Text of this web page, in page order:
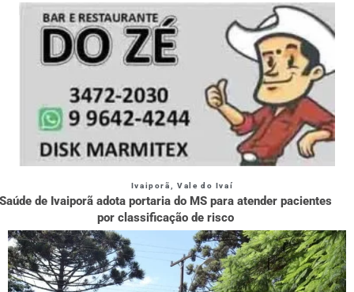
Ivaiporã Vale do Ivaí
de Ivaiporã adota portaria do MS para atender pacientes
por classificação de risco